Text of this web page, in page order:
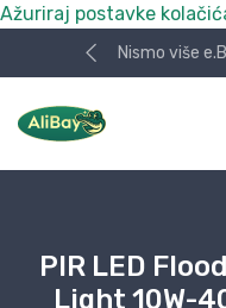
Ažuriraj postavke
Nismo više
PIR LED
Light 10W-